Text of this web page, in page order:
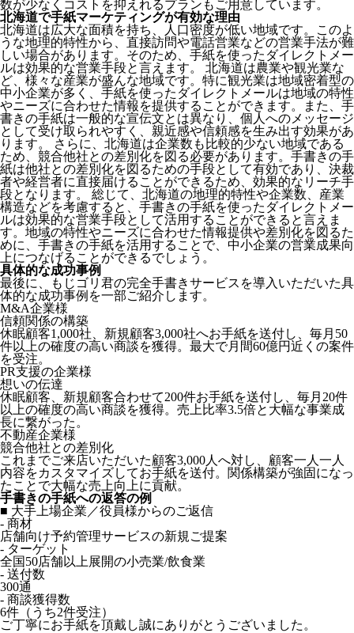
数が少なくコストを抑えれるプランもご用意しています。
北海道で手紙マーケティングが有効な理由
北海道は広大な面積を持ち、人口密度が低い地域です。このよ
うな地理的特性から、直接訪問や電話営業などの営業手法が難
しい場合があります。そのため、手紙を使ったダイレクトメー
ルは効果的な営業手段と言えます。 北海道は農業や観光業な
ど、様々な産業が盛んな地域です。特に観光業は地域密着型の
中小企業が多く、手紙を使ったダイレクトメールは地域の特性
やニーズに合わせた情報を提供することができます。また、手
書きの手紙は一般的な宣伝文とは異なり、個人へのメッセージ
として受け取られやすく、親近感や信頼感を生み出す効果があ
ります。 さらに、北海道は企業数も比較的少ない地域である
ため、競合他社との差別化を図る必要があります。手書きの手
紙は他社との差別化を図るための手段として有効であり、決裁
者や経営者に直接届けることができるため、効果的なリーチ手
段となります。 総じて、北海道の地理的特性や企業数、産業
構造などを考慮すると、手書きの手紙を使ったダイレクトメー
ルは効果的な営業手段として活用することができると言えま
す。地域の特性やニーズに合わせた情報提供や差別化を図るた
めに、手書きの手紙を活用することで、中小企業の営業成果向
上につなげることができるでしょう。
具体的な成功事例
最後に、もじゴリ君の完全手書きサービスを導入いただいた具
体的な成功事例を一部ご紹介します。
M&A企業様
信頼関係の構築
休眠顧客1,000社、新規顧客3,000社へお手紙を送付し、毎月50
件以上の確度の高い商談を獲得。最大で月間60億円近くの案件
を受注。
PR支援の企業様
想いの伝達
休眠顧客、新規顧客合わせて200件お手紙を送付し、毎月20件
以上の確度の高い商談を獲得。売上比率3.5倍と大幅な事業成
長に繋がった。
不動産企業様
競合他社との差別化
これまでご来店いただいた顧客3,000人へ対し、顧客一人一人
内容をカスタマイズしてお手紙を送付。関係構築が強固になっ
たことで大幅な売上向上に貢献。
手書きの手紙への返答の例
■ 大手上場企業／役員様からのご返信
- 商材
店舗向け予約管理サービスの新規ご提案
- ターゲット
全国50店舗以上展開の小売業/飲食業
- 送付数
300通
- 商談獲得数
6件（うち2件受注）
ご丁寧にお手紙を頂戴し誠にありがとうございました。